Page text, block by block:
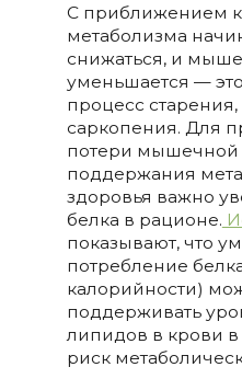
С приближением к
метаболизма
снижаться, и
уменьшается —
процесс
саркопения. Для
потери мышечной
поддержания
здоровья важно
белка в рационе.
показывают, что
потребление
калорийности)
поддерживать
липидов в крови
риск